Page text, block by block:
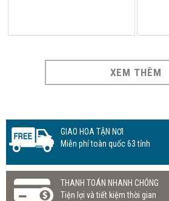
XEM THÊM
GIAO HOA TẬN NƠI
Miễn phí toàn quốc 63 tỉnh
THANH TOÁN NHANH CHÓNG
Tiện lợi và tiết kiệm thời gian